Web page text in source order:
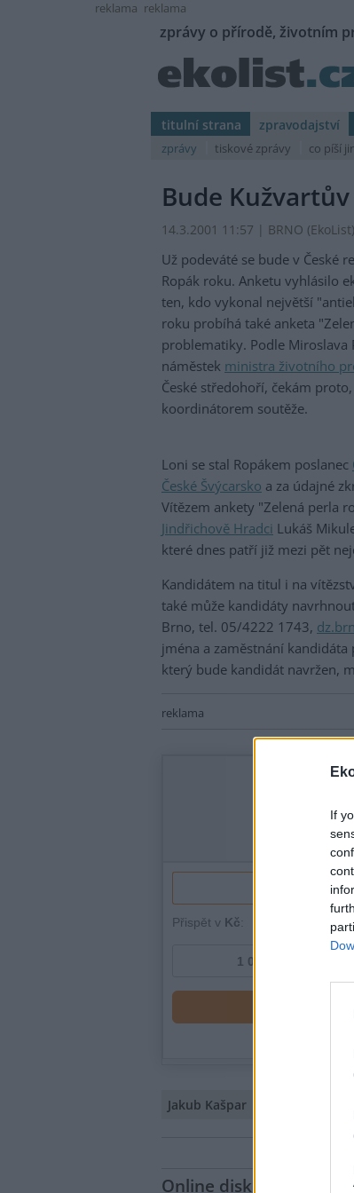
If
reklama reklama
zprávy o přírodě, životním
titulní strana zpravodajství
zprávy tiskové zprávy co píší
Bude
14.3.2001 11:57 | BRNO
Už podeváté se bude v České
Ropák roku. Anketu vyhlásilo
ten, kdo vykonal největší
roku probíhá také anketa
problematiky. Podle Miroslava
náměstek ministra životního
České středohoří, čekám
koordinátorem soutěže.
Loni se stal Ropákem poslanec
České Švýcarsko a za údajné
Vítězem ankety "Zelená perla
Jindřichově Hradci Lukáš
které dnes patří již mezi pět
Kandidátem na titul i na
také může kandidáty
Brno, tel. 05/4222 1743,
jména a zaměstnání
který bude kandidát navržen,
reklama
Jakub Kašpar
Online diskuse